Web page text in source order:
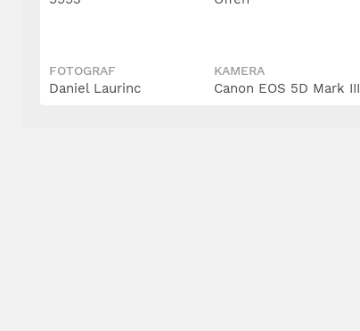
FOTOGRAF
Daniel Laurinc
KAMERA
Canon EOS 5D Mark III